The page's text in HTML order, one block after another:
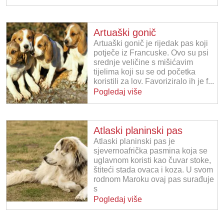
Artuaški gonič
Artuaški gonič je rijedak pas koji
potječe iz Francuske. Ovo su psi
srednje veličine s mišićavim
tijelima koji su se od početka
koristili za lov. Favoriziralo ih je f...
Pogledaj više
Atlaski planinski pas
Atlaski planinski pas je
sjevernoafrička pasmina koja se
uglavnom koristi kao čuvar stoke,
štiteći stada ovaca i koza. U svom
rodnom Maroku ovaj pas surađuje
s
Pogledaj više